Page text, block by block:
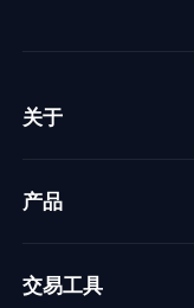
关于
产品
交易工具